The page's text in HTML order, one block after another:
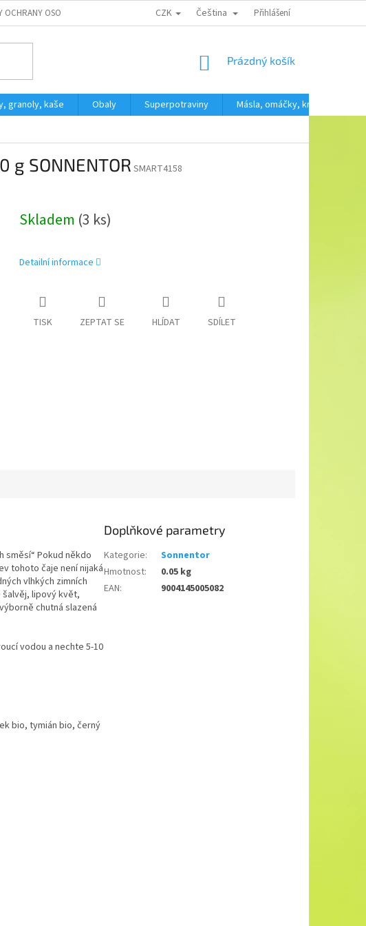
OCHRANY OSOBNÍCH ÚDAJŮ CZK Čeština Přihlášení
NÁKUPNÍ
Prázdný košík
granoly, kaše Obaly Superpotraviny Másla, omáčky, krémy
SONNENTOR SMART4158
Skladem (3 ks)
Detailní informace
TISK ZEPTAT SE HLÍDAT SDÍLET
směsí“ Pokud někdo
tohoto čaje není nijaká
vlhkých zimních
šalvěj, lipový květ,
chutná slazená
vodou a nechte 5-10
bio, tymián bio, černý
Doplňkové parametry
Kategorie:
Sonnentor
Hmotnost:
0.05 kg
EAN: 9004145005082